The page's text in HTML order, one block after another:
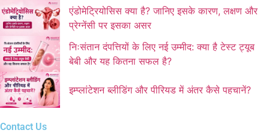
एंडोमेट्रियोसिस क्या है? जानिए इसके कारण, लक्षण और
प्रेग्नेंसी पर इसका असर
निःसंतान दंपत्तियों के लिए नई उम्मीद: क्या है टेस्ट ट्यूब
बेबी और यह कितना सफल है?
इम्प्लांटेशन ब्लीडिंग और पीरियड में अंतर कैसे पहचानें?
Contact Us